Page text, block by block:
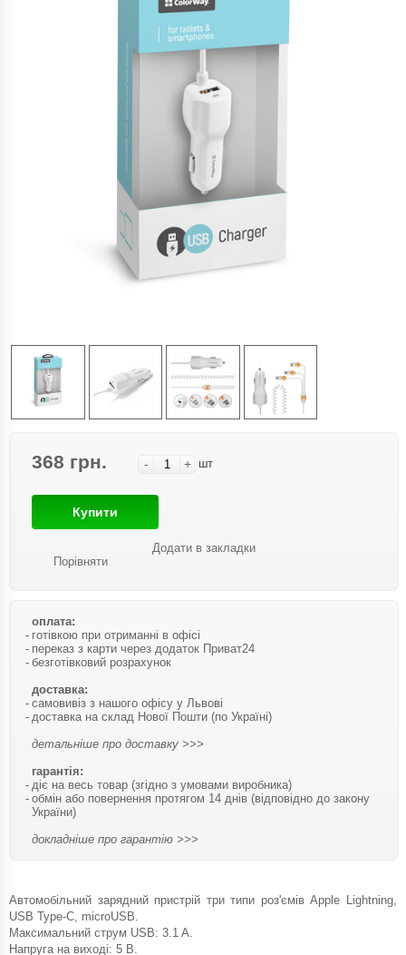
368 грн. - + шт
Купити
Порівняти
Додати в закладки
оплата:
готівкою при отриманні в офісі
переказ з карти через додаток Приват24
безготівковий розрахунок
доставка:
самовивіз з нашого офісу у Львові
доставка на склад Нової Пошти (по Україні)
детальніше про доставку >>>
гарантія:
діє на весь товар (згідно з умовами виробника)
обмін або повернення протягом 14 днів (відповідно до закону
України)
докладніше про гарантію >>>
Автомобільний зарядний пристрій три типи роз'ємів Apple Lightning,
USB Type-C, microUSB.
Максимальний струм USB: 3.1 A.
Напруга на виході: 5 В.